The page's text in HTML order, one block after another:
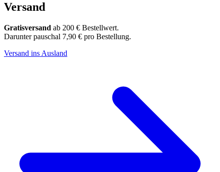
Versand
Gratisversand ab 200 € Bestellwert.
Darunter pauschal 7,90 € pro Bestellung.
Versand ins Ausland